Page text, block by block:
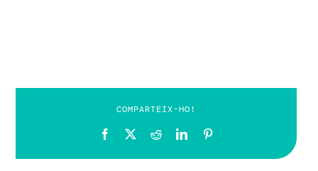
COMPARTEIX-HO!